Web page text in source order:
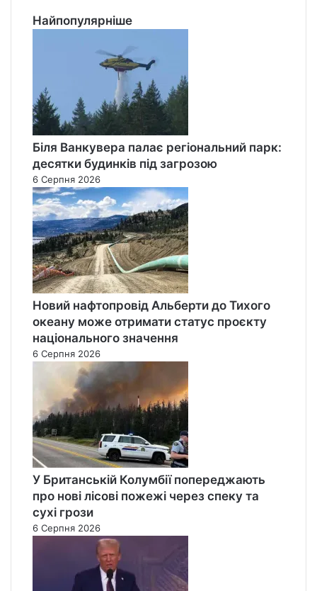
Найпопулярніше
Біля Ванкувера палає регіональний парк:
десятки будинків під загрозою
6 Серпня 2026
Новий нафтопровід Альберти до Тихого
океану може отримати статус проєкту
національного значення
6 Серпня 2026
У Британській Колумбії попереджають
про нові лісові пожежі через спеку та
сухі грози
6 Серпня 2026